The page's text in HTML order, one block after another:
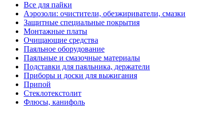
Все для пайки
Аэрозоли: очистители, обезжириватели, смазки
Защитные специальные покрытия
Монтажные платы
Очищающие средства
Паяльное оборудование
Паяльные и смазочные материалы
Подставки для паяльника, держатели
Приборы и доски для выжигания
Припой
Стеклотекстолит
Флюсы, канифоль